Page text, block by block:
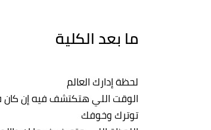
ما بعد الكلية
لحظة إدارك العالم
الوقت اللي هتكتشف فيه إن
توترك وخوفك